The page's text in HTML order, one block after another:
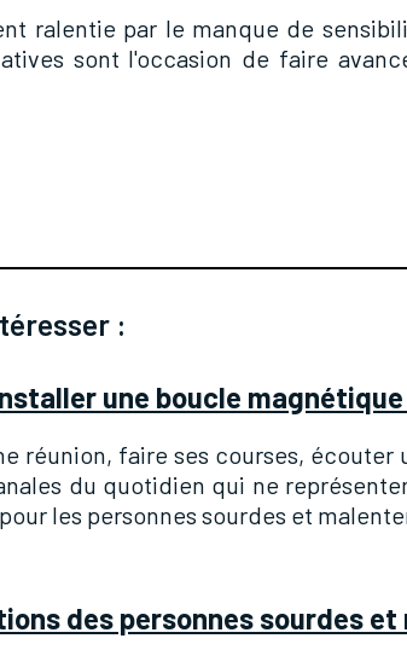
ralentie par le manque de
sont l'occasion de faire
:
une boucle magnétique
réunion, faire ses courses,
du quotidien qui ne
les personnes sourdes et
des personnes sourdes